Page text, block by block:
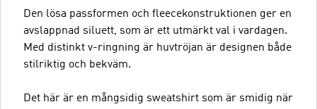
Den lösa passformen och fleecekonstruktionen ger en
avslappnad siluett, som är ett utmärkt val i vardagen.
Med distinkt v-ringning är huvtröjan är designen både
stilriktig och bekväm.
Det här är en mångsidig sweatshirt som är smidig när